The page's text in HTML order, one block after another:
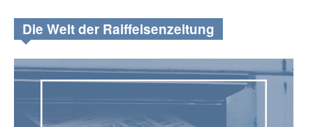
Die Welt der Raiffeisenzeitung